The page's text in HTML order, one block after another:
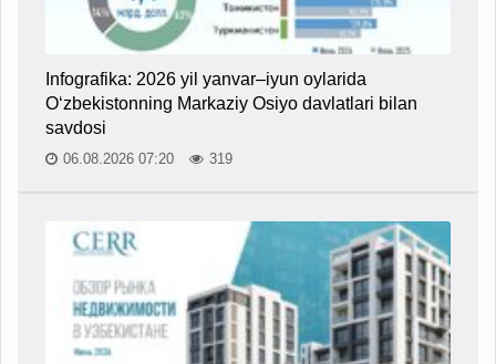
Infografika: 2026 yil yanvar–iyun oylarida
O‘zbekistonning Markaziy Osiyo davlatlari bilan
savdosi
06.08.2026 07:20 319